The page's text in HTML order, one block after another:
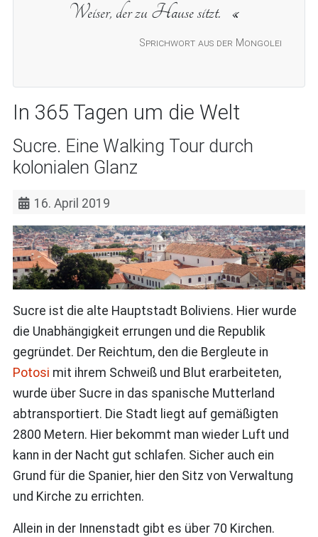
Sprichwort aus der Mongolei
Weiser, der zu Hause sitzt.
In 365 Tagen um die Welt
Sucre. Eine Walking Tour durch
kolonialen Glanz
16. April 2019
Sucre ist die alte Hauptstadt Boliviens. Hier wurde
die Unabhängigkeit errungen und die Republik
gegründet. Der Reichtum, den die Bergleute in
Potosi mit ihrem Schweiß und Blut erarbeiteten,
wurde über Sucre in das spanische Mutterland
abtransportiert. Die Stadt liegt auf gemäßigten
2800 Metern. Hier bekommt man wieder Luft und
kann in der Nacht gut schlafen. Sicher auch ein
Grund für die Spanier, hier den Sitz von Verwaltung
und Kirche zu errichten.
Allein in der Innenstadt gibt es über 70 Kirchen.